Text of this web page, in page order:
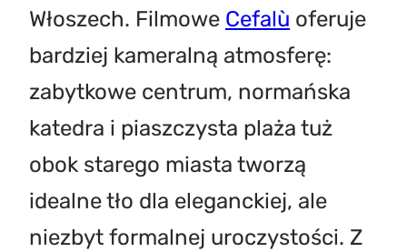
Włoszech. Filmowe Cefalù oferuje
bardziej kameralną atmosferę:
zabytkowe centrum, normańska
katedra i piaszczysta plaża tuż
obok starego miasta tworzą
idealne tło dla eleganckiej, ale
niezbyt formalnej uroczystości. Z